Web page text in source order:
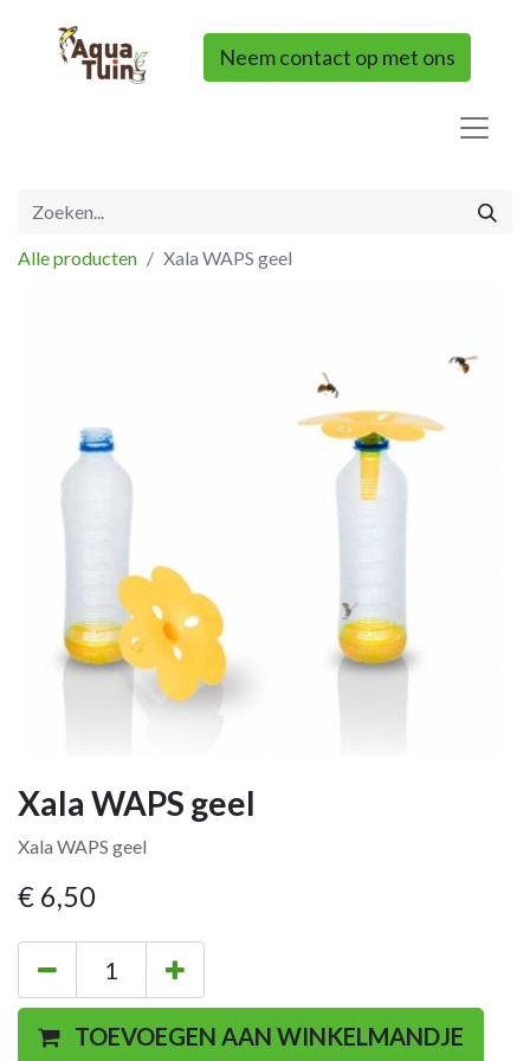
Neem contact op met ons
Alle producten Xala WAPS geel
Xala WAPS geel
Xala WAPS geel
€ 6,50
TOEVOEGEN AAN WINKELMANDJE